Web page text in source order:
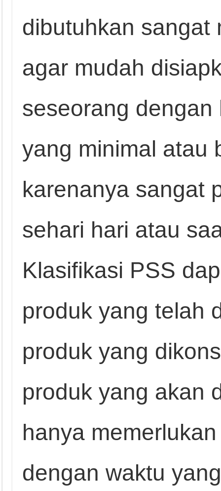
dibutuhkan sangat
agar mudah
seseorang
yang minimal atau
karenanya sangat
sehari hari atau
Klasifikasi PSS
produk yang telah
produk yang
produk yang akan
hanya
dengan waktu